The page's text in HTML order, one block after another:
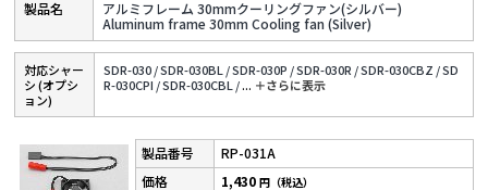
アルミフレーム 30mmクーリングファン(シルバー)
Aluminum frame 30mm Cooling fan (Silver)
対応シャー
シ (オプシ
ョン)
SDR-030 /SDR-030BL /SDR-030P /SDR-030R /SDR-030CBZ /SD
R-030CPI /SDR-030CBL /... ＋さらに表⽰
RP-031A
1,430円（税込）